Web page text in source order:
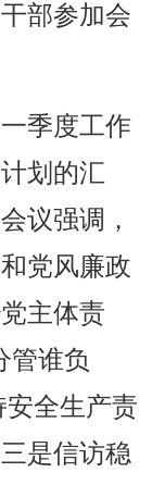
部参加会
季度工作
划的汇
议强调，
党风廉政
主体责
管谁负
全生产责
是信访稳